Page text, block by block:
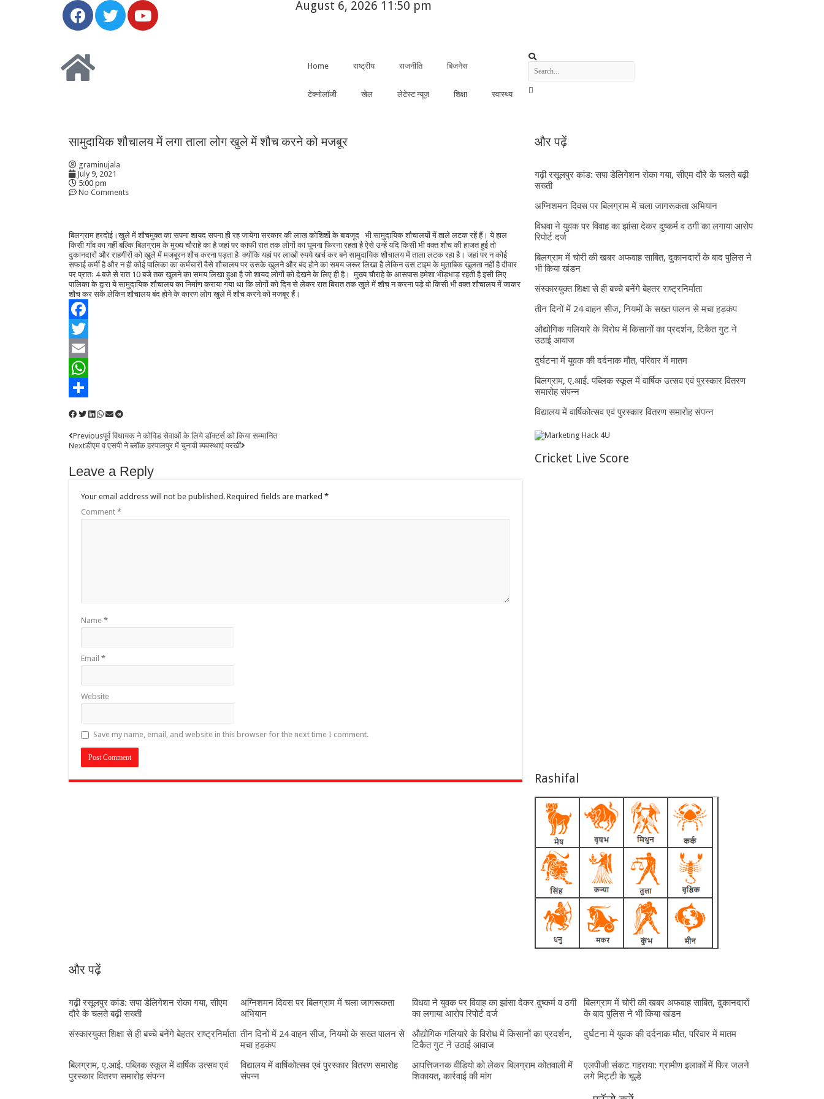
August 6, 2026 11:50 pm
Home राष्ट्रीय राजनीति बिजनेस
टेक्नोलॉजी खेल लेटेस्ट न्यूज़ शिक्षा स्वास्थ्य
सामुदायिक शौचालय में लगा ताला लोग खुले में शौच करने को मजबूर
graminujala
July 9, 2021
5:00 pm
No Comments
बिलग्राम हरदोई।खुले में शौचमुक्त का सपना शायद सपना ही रह जायेगा सरकार की लाख कोशिशों के बावजूद भी सामुदायिक शौचालयों में ताले लटक रहें हैं। ये हाल
किसी गाँव का नहीं बल्कि बिलग्राम के मुख्य चौराहे का है जहां पर काफी रात तक लोगों का घूमना फिरना रहता है ऐसे उन्हें यदि किसी भी वक्त शौच की हाजत हुई तो
दुकानदारों और राहगीरों को खुले में मजबूरन शौच करना पड़ता है क्योंकि यहां पर लाखों रुपये खर्च कर बने सामुदायिक शौचालय में ताला लटक रहा है। जहां पर न कोई
सफाई कर्मी है और न ही कोई पालिका का कर्मचारी वैसे शौचालय पर उसके खुलने और बंद होने का समय जरूर लिखा है लेकिन उस टाइम के मुताबिक खुलता नहीं है दीवार
पर प्रातः 4 बजे से रात 10 बजे तक खुलने का समय लिखा हुआ है जो शायद लोगों को देखने के लिए ही है। मुख्य चौराहे के आसपास हमेशा भीड़भाड़ रहती है इसी लिए
पालिका के द्वारा ये सामुदायिक शौचालय का निर्माण कराया गया था कि लोगों को दिन से लेकर रात बिरात तक खुले में शौच न करना पड़े वो किसी भी वक्त शौचालय में जाकर
शौच कर सकें लेकिन शौचालय बंद होने के कारण लोग खुले में शौच करने को मजबूर हैं।
Facebook
Twitter
Email
WhatsApp
Previousपूर्व विधायक ने कोविड सेवाओं के लिये डॉक्टर्स को किया सम्मानित
Nextडीएम व एसपी ने ब्लॉक हरपालपुर में चुनावी व्यवस्थाएं परखीं
Leave a Reply
Your email address will not be published. Required fields are marked *
Comment *
Name *
Email *
Website
Save my name, email, and website in this browser for the next time I comment.
और पढ़ें
गढ़ी रसूलपुर कांड: सपा डेलिगेशन रोका गया, सीएम दौरे के चलते बढ़ी
सख्ती
अग्निशमन दिवस पर बिलग्राम में चला जागरूकता अभियान
विधवा ने युवक पर विवाह का झांसा देकर दुष्कर्म व ठगी का लगाया आरोप
रिपोर्ट दर्ज
बिलग्राम में चोरी की खबर अफवाह साबित, दुकानदारों के बाद पुलिस ने
भी किया खंडन
संस्कारयुक्त शिक्षा से ही बच्चे बनेंगे बेहतर राष्ट्रनिर्माता
तीन दिनों में 24 वाहन सीज, नियमों के सख्त पालन से मचा हड़कंप
औद्योगिक गलियारे के विरोध में किसानों का प्रदर्शन, टिकैत गुट ने
उठाई आवाज
दुर्घटना में युवक की दर्दनाक मौत, परिवार में मातम
बिलग्राम, ए.आई. पब्लिक स्कूल में वार्षिक उत्सव एवं पुरस्कार वितरण
समारोह संपन्न
विद्यालय में वार्षिकोत्सव एवं पुरस्कार वितरण समारोह संपन्न
Cricket Live Score
Rashifal
और पढ़ें
गढ़ी रसूलपुर कांड: सपा डेलिगेशन रोका गया, सीएम
दौरे के चलते बढ़ी सख्ती
अग्निशमन दिवस पर बिलग्राम में चला जागरूकता
अभियान
विधवा ने युवक पर विवाह का झांसा देकर दुष्कर्म व ठगी
का लगाया आरोप रिपोर्ट दर्ज
बिलग्राम में चोरी की खबर अफवाह साबित, दुकानदारों
के बाद पुलिस ने भी किया खंडन
संस्कारयुक्त शिक्षा से ही बच्चे बनेंगे बेहतर राष्ट्रनिर्माता तीन दिनों में 24 वाहन सीज, नियमों के सख्त पालन से
मचा हड़कंप
औद्योगिक गलियारे के विरोध में किसानों का प्रदर्शन,
टिकैत गुट ने उठाई आवाज
दुर्घटना में युवक की दर्दनाक मौत, परिवार में मातम
बिलग्राम, ए.आई. पब्लिक स्कूल में वार्षिक उत्सव एवं
पुरस्कार वितरण समारोह संपन्न
विद्यालय में वार्षिकोत्सव एवं पुरस्कार वितरण समारोह
संपन्न
आपत्तिजनक वीडियो को लेकर बिलग्राम कोतवाली में
शिकायत, कार्रवाई की मांग
एलपीजी संकट गहराया: ग्रामीण इलाकों में फिर जलने
लगे मिट्टी के चूल्हे